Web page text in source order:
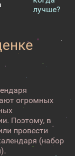
лучше?
огромных
Поэтому, в
провести
(набор